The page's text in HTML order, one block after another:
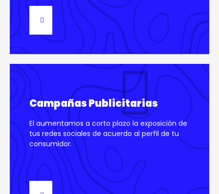
Campañas Publicitarias
El aumentamos a corto plazo la exposición de
tus redes sociales de acuerdo al perfil de tu
consumidor.